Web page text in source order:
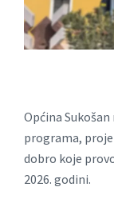
Općina
programa,
dobro koje
2026. godini.